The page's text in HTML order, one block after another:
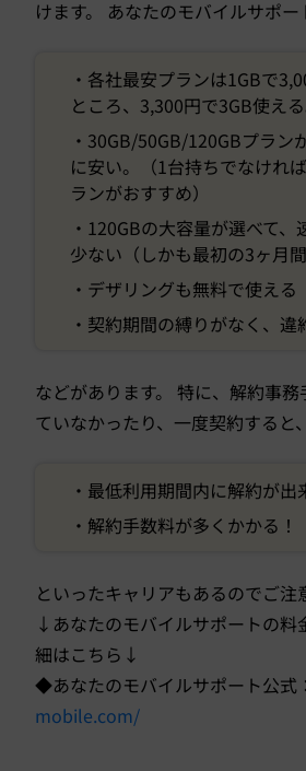
けます。 あなたのモバイルサポ
・各社最安プランは1GBで
ところ、3,300円で3GB使え
・30GB/50GB/120GBプラン
に安い。（1台持ちでなけれ
ランがおすすめ）
・120GBの大容量が選べて
少ない（しかも最初の3ヶ月間
・デザリングも無料で使える
・契約期間の縛りがなく、違
などがあります。 特に、解約事
ていなかったり、一度契約すると、
・最低利用期間内に解約が出
・解約手数料が多くかかる！
といったキャリアもあるのでご注
↓あなたのモバイルサポートの料
細はこちら↓
◆あなたのモバイルサポート公式：
mobile.com/